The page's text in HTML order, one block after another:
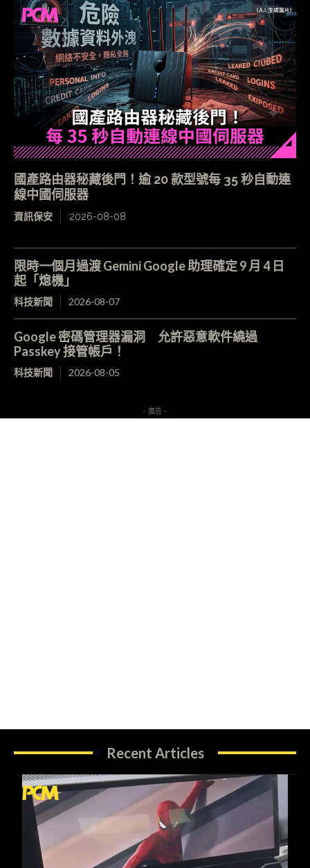
國產路由器秘藏後門！逾 20 款型號每 35 秒自動連
線中國伺服器
資訊保安 2026-08-08
限時一個月過渡 Gemini Google 助理確定 9 月 4 日
起「熄機」
科技新聞 2026-08-07
Google 密碼管理器漏洞 允許惡意軟件繞過
Passkey 接管帳戶！
科技新聞 2026-08-05
- 廣告 -
Recent Articles